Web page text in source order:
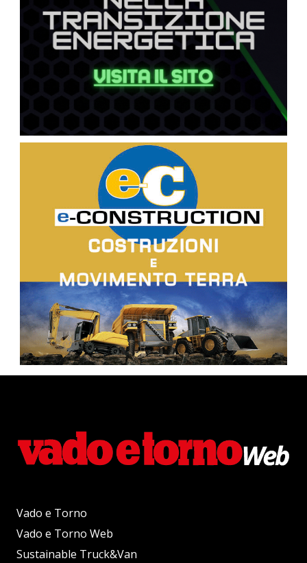
Vado e Torno
Vado e Torno Web
Sustainable Truck&Van